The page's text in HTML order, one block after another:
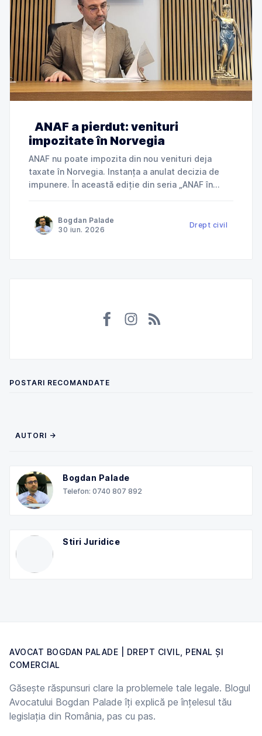
ANAF a pierdut: venituri
impozitate în Norvegia
ANAF nu poate impozita din nou venituri deja
taxate în Norvegia. Instanța a anulat decizia de
impunere. În această ediție din seria „ANAF în
încerca să taxeze în România venituri deja
impozitate în Norvegia și ce
Bogdan Palade
30 iun. 2026
Drept civil
POSTARI RECOMANDATE
AUTORI →
Bogdan Palade
Telefon: 0740 807 892
Stiri Juridice
AVOCAT BOGDAN PALADE | DREPT CIVIL, PENAL ȘI
COMERCIAL
Găsește răspunsuri clare la problemele tale legale. Blogul
Avocatului Bogdan Palade îți explică pe înțelesul tău
legislația din România, pas cu pas.